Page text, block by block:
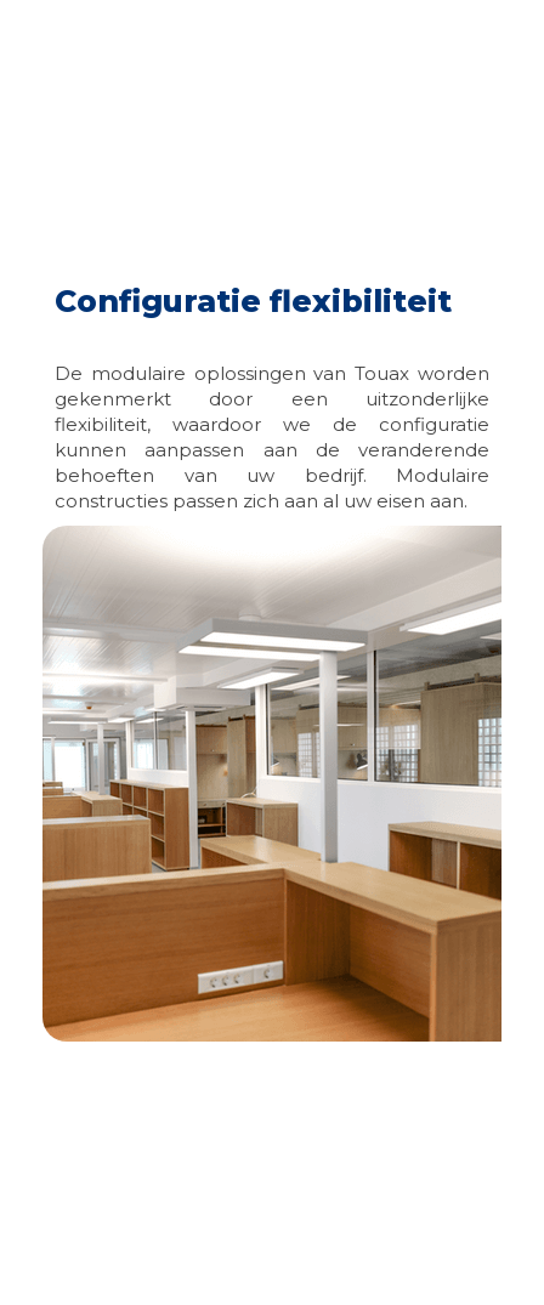
Configuratie flexibiliteit
De modulaire oplossingen van Touax worden
gekenmerkt door een uitzonderlijke
flexibiliteit, waardoor we de configuratie
kunnen aanpassen aan de veranderende
behoeften van uw bedrijf. Modulaire
constructies passen zich aan al uw eisen aan.